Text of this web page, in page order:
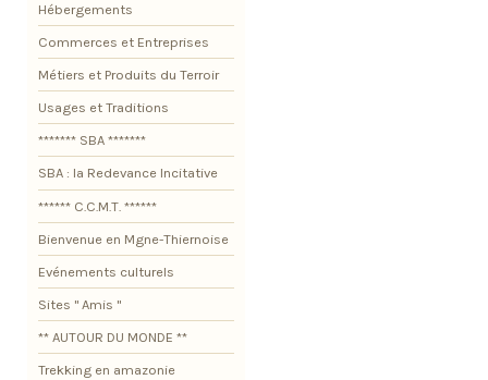
Hébergements
Commerces et Entreprises
Métiers et Produits du Terroir
Usages et Traditions
******* SBA *******
SBA : la Redevance Incitative
****** C.C.M.T. ******
Bienvenue en Mgne-Thiernoise
Evénements culturels
Sites " Amis "
** AUTOUR DU MONDE **
Trekking en amazonie